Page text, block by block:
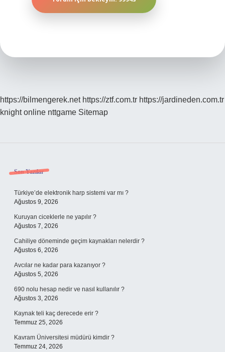
https://bilmengerek.net https://ztf.com.tr https://jardineden.com.tr
knight online nttgame Sitemap
Sidebar
Son Yazılar
Türkiye’de elektronik harp sistemi var mı ?
Ağustos 9, 2026
Kuruyan ciceklerle ne yapılır ?
Ağustos 7, 2026
Cahiliye döneminde geçim kaynakları nelerdir ?
Ağustos 6, 2026
Avcılar ne kadar para kazanıyor ?
Ağustos 5, 2026
690 nolu hesap nedir ve nasıl kullanılır ?
Ağustos 3, 2026
Kaynak teli kaç derecede erir ?
Temmuz 25, 2026
Kavram Üniversitesi müdürü kimdir ?
Temmuz 24, 2026